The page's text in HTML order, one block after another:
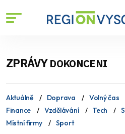
ZPRÁVYDOKONCENI
Aktuálně Doprava Volný čas
Finance
Vzdělávání Tech
Místní firmy
Sport